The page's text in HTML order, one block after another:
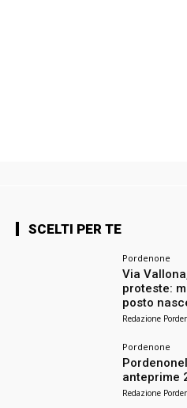
SCELTI PER TE
Pordenone
Via
proteste:
posto
Redazione
Pordenone
anteprime
Redazione